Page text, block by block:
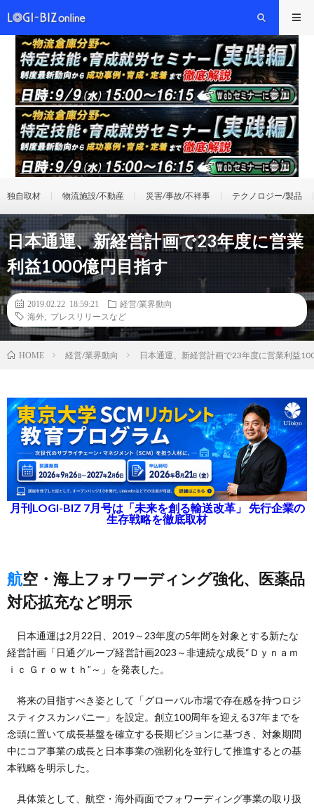
独自取材 物流施設/不動産 災害/事故/不祥事 テクノロジー/製品
日本通運、新経営計画で23年度に営業
利益1000億円目指す
2019.02.22 18:59:21
経営/業界動向
海外
プレスリリースなど
HOME 経営/業界動向 日本通運、新経営計画で23年度に営業利益
月刊LOGI-BIZ 7月号は「未来を創る輸送改革」 先行企業の
生存戦略を徹底取材
航空・海上フォワーディング強化、医薬品
対応拡充など明示
日本通運は2月22日、2019～23年度の5年間を対象とする新たな
経営計画「日通グループ経営計画2023～非連続な成長“Ｄｙｎａｍ
ｉｃ Ｇｒｏｗｔｈ”～」を発表した。
将来の目指すべき姿として「グローバル市場で存在感を持つロジ
スティクスカンパニー」を設定。創立100周年を迎える37年までを
念頭に置いて成長基盤を確立する長期ビジョンに基づき、対象期間
中にコア事業の成長と日本事業の強靭化を並行して推進するとの基
本戦略を明示した。
具体策として、航空・海外両面でフォワーディング事業の取り扱